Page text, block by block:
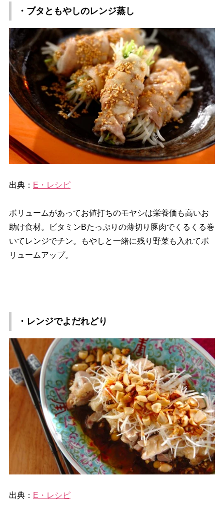
・ブタともやしのレンジ蒸し
出典： E・レシピ
ボリュームがあってお値打ちのモヤシは栄養価も高いお
助け食材。ビタミンBたっぷりの薄切り豚肉でくるくる巻
いてレンジでチン。もやしと一緒に残り野菜も入れてボ
リュームアップ。
・レンジでよだれどり
出典： E・レシピ